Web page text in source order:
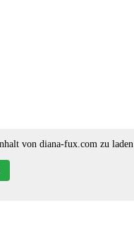
von diana-fux.com zu